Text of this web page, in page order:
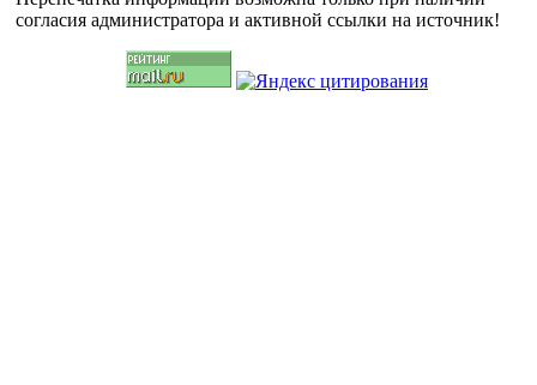
согласия администратора и активной ссылки на источник!